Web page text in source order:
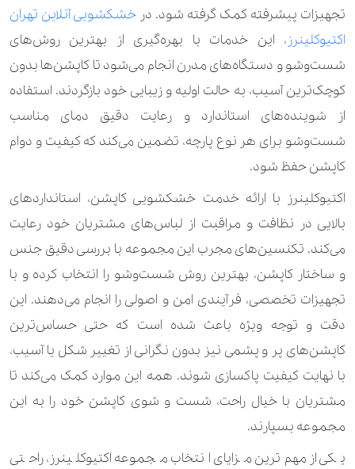
کراپ 140.000 تومان 210.000 تومان
کروات 190.000 تومان
کلاه پارچه ای 160.000 تومان
کیف چرم 700.000 تومان
کیف کوله پشتی 490.000 تومان
لباس زنانه 140.000 تومان 280.000 تومان
لباس شب زنانه 560.000 تومان 840.000 تومان
لباس شب زنانه کارشده 840.000 تومان 1.120.000 تومان
لباس عروس ساده 2.800.000 تومان
لباس عروس کار شده 5.600.000 تومان
لباس کودک و نوزاد
لباس موتور سواری 2.100.000 تومان
تجهیزات پیشرفته کمک گرفته شود. در خشکشویی آنلاین تهران
اکتیوکلینرز، این خدمات با بهره‌گیری از بهترین روش‌های
شست‌وشو و دستگاه‌های مدرن انجام می‌شود تا کاپشن‌ها بدون
کوچک‌ترین آسیب، به حالت اولیه و زیبایی خود بازگردند. استفاده
از شوینده‌های استاندارد و رعایت دقیق دمای مناسب
شست‌وشو برای هر نوع پارچه، تضمین می‌کند که کیفیت و دوام
کاپشن حفظ شود.
اکتیوکلینرز با ارائه خدمت خشکشویی کاپشن، استانداردهای
بالایی در نظافت و مراقبت از لباس‌های مشتریان خود رعایت
می‌کند. تکنسین‌های مجرب این مجموعه با بررسی دقیق جنس
و ساختار کاپشن، بهترین روش شست‌وشو را انتخاب کرده و با
تجهیزات تخصصی، فرآیندی امن و اصولی را انجام می‌دهند. این
دقت و توجه ویژه باعث شده است که حتی حساس‌ترین
کاپشن‌های پر و پشمی نیز بدون نگرانی از تغییر شکل یا آسیب،
با نهایت کیفیت پاکسازی شوند. همه این موارد کمک می‌کند تا
مشتریان با خیال راحت، شست و شوی کاپشن خود را به این
مجموعه بسپارند.
یکی از مهم‌ترین مزایای انتخاب مجموعه اکتیوکلینرز، راحتی